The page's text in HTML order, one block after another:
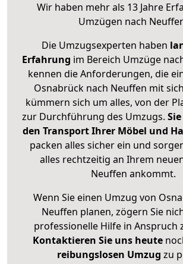
Wir haben mehr als 13 Jahre
Umzügen nach
Die Umzugsexperten haben
Erfahrung im Bereich Umzüge
kennen die Anforderungen, die
Osnabrück nach Neuffen mit
kümmern sich um alles, von der
zur Durchführung des Umzugs.
den Transport Ihrer Möbel und
packen alles sicher ein und
alles rechtzeitig an Ihrem
Neuffen ankommt.
Wenn Sie einen Umzug von
Neuffen planen, zögern Sie
professionelle Hilfe in Anspruch
Kontaktieren Sie uns heute
reibungslosen Umzug zu